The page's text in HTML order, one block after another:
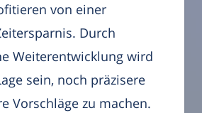
von einer
Durch
Weiterentwicklung wird
sein, noch präzisere
Vorschläge zu machen.